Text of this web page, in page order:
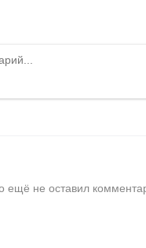
ещё не оставил